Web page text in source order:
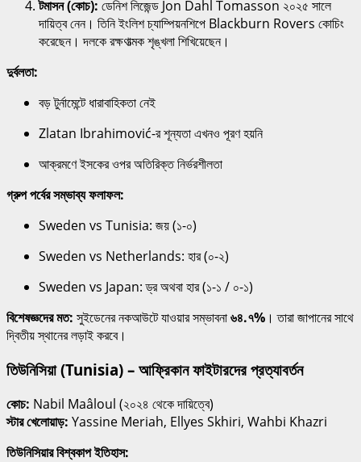
টমাসন (কোচ): ডেনিশ লিজেন্ড Jon Dahl Tomasson ২০২৫ সালে
দায়িত্ব নেন। তিনি ইংলিশ চ্যাম্পিয়নশিপে Blackburn Rovers কোচিং
করেছেন। দলকে রক্ষণাত্মক শৃঙ্খলা শিখিয়েছেন।
দুর্বলতা:
বড় টুর্নামেন্টে ধারাবাহিকতা নেই
Zlatan Ibrahimović-র শূন্যতা এখনও পূরণ হয়নি
আক্রমণে ইসকের ওপর অতিরিক্ত নির্ভরশীলতা
গ্রুপ পর্বের সম্ভাব্য ফলাফল:
Sweden vs Tunisia: জয় (১-০)
Sweden vs Netherlands: হার (০-২)
Sweden vs Japan: ড্র অথবা হার (১-১ / ০-১)
বিশেষজ্ঞদের মত: সুইডেনের নকআউটে যাওয়ার সম্ভাবনা৬৪.৭% । তারা জাপানের সাথে
দ্বিতীয় স্থানের লড়াই করবে।
তিউনিসিয়া (Tunisia) – আফ্রিকান ফাইটারদের প্রত্যাবর্তন
কোচ: Nabil Maâloul (২০২৪ থেকে দায়িত্বে)
স্টার খেলোয়াড়: Yassine Meriah, Ellyes Skhiri, Wahbi Khazri
তিউনিসিয়ার বিশ্বকাপ ইতিহাস: